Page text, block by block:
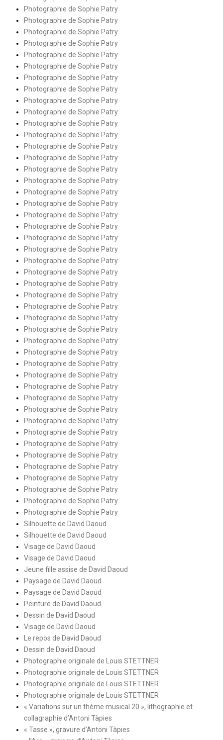
Photographie de Sophie Patry
Photographie de Sophie Patry
Photographie de Sophie Patry
Photographie de Sophie Patry
Photographie de Sophie Patry
Photographie de Sophie Patry
Photographie de Sophie Patry
Photographie de Sophie Patry
Photographie de Sophie Patry
Photographie de Sophie Patry
Photographie de Sophie Patry
Photographie de Sophie Patry
Photographie de Sophie Patry
Photographie de Sophie Patry
Photographie de Sophie Patry
Photographie de Sophie Patry
Photographie de Sophie Patry
Photographie de Sophie Patry
Photographie de Sophie Patry
Photographie de Sophie Patry
Photographie de Sophie Patry
Photographie de Sophie Patry
Photographie de Sophie Patry
Photographie de Sophie Patry
Photographie de Sophie Patry
Photographie de Sophie Patry
Photographie de Sophie Patry
Photographie de Sophie Patry
Photographie de Sophie Patry
Photographie de Sophie Patry
Photographie de Sophie Patry
Photographie de Sophie Patry
Photographie de Sophie Patry
Photographie de Sophie Patry
Photographie de Sophie Patry
Photographie de Sophie Patry
Photographie de Sophie Patry
Photographie de Sophie Patry
Photographie de Sophie Patry
Photographie de Sophie Patry
Photographie de Sophie Patry
Photographie de Sophie Patry
Photographie de Sophie Patry
Photographie de Sophie Patry
Photographie de Sophie Patry
Silhouette de David Daoud
Silhouette de David Daoud
Visage de David Daoud
Visage de David Daoud
Jeune fille assise de David Daoud
Paysage de David Daoud
Paysage de David Daoud
Peinture de David Daoud
Dessin de David Daoud
Visage de David Daoud
Le repos de David Daoud
Dessin de David Daoud
Photographie originale de Louis STETTNER
Photographie originale de Louis STETTNER
Photographie originale de Louis STETTNER
Photographie originale de Louis STETTNER
« Variations sur un thème musical 20 », lithographie et
collagraphie d’Antoni Tàpies
« Tasse », gravure d’Antoni Tàpies